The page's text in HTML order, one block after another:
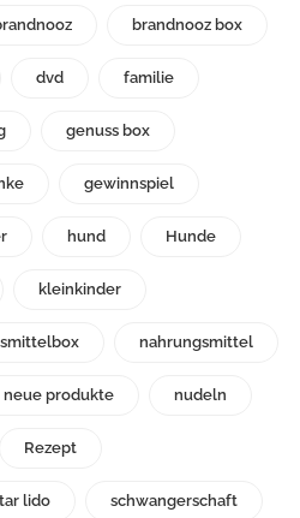
brandnooz box
dvd familie
genuss box
gewinnspiel
hund Hunde
kleinkinder
nahrungsmittel
neue produkte nudeln
Rezept
lido schwangerschaft